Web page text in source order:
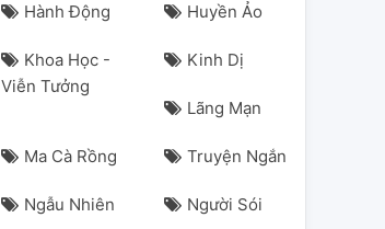
Hành Động Huyền Ảo
Khoa Học -
Viễn Tưởng
Kinh Dị
Lãng Mạn
Ma Cà Rồng Truyện Ngắn
Ngẫu Nhiên Người Sói